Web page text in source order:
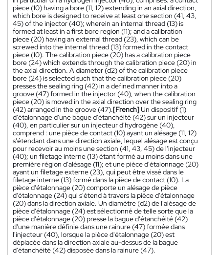
piece (10) having a bore (11, 12) extending in an axial direction,
which bore is designed to receive at least one section (41, 43,
45) of the injector (40); wherein an internal thread (13) is
formed at least in a first bore region (11); and a calibration
piece (20) having an external thread (23), which can be
screwed into the internal thread (13) formed in the contact
piece (10). The calibration piece (20) has a calibration piece
bore (24) which extends through the calibration piece (20) in
the axial direction. A diameter (d2) of the calibration piece
bore (24) is selected such that the calibration piece (20)
presses the sealing ring (42) in a defined manner into a
groove (47) formed in the injector (40), when the calibration
piece (20) is moved in the axial direction over the sealing ring
(42) arranged in the groove (47).[French]Un dispositif (1)
d'étalonnage d'une bague d'étanchéité (42) sur un injecteur
(40), en particulier sur un injecteur d'hydrogène (40),
comprend : une pièce de contact (10) ayant un alésage (11, 12)
s'étendant dans une direction axiale, lequel alésage est conçu
pour recevoir au moins une section (41, 43, 45) de l'injecteur
(40); un filetage interne (13) étant formé au moins dans une
première région d'alésage (11); et une pièce d'étalonnage (20)
ayant un filetage externe (23), qui peut être vissé dans le
filetage interne (13) formé dans la pièce de contact (10). La
pièce d'étalonnage (20) comporte un alésage de pièce
d'étalonnage (24) qui s'étend à travers la pièce d'étalonnage
(20) dans la direction axiale. Un diamètre (d2) de l'alésage de
pièce d'étalonnage (24) est sélectionné de telle sorte que la
pièce d'étalonnage (20) presse la bague d'étanchéité (42)
d'une manière définie dans une rainure (47) formée dans
l'injecteur (40), lorsque la pièce d'étalonnage (20) est
déplacée dans la direction axiale au-dessus de la bague
d'étanchéité (42) disposée dans la rainure (47).